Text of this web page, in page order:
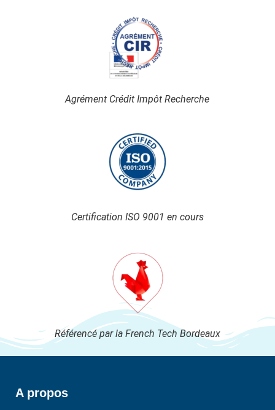
Agrément Crédit Impôt Recherche
Certification ISO 9001 en cours
Référencé par la French Tech Bordeaux
A propos